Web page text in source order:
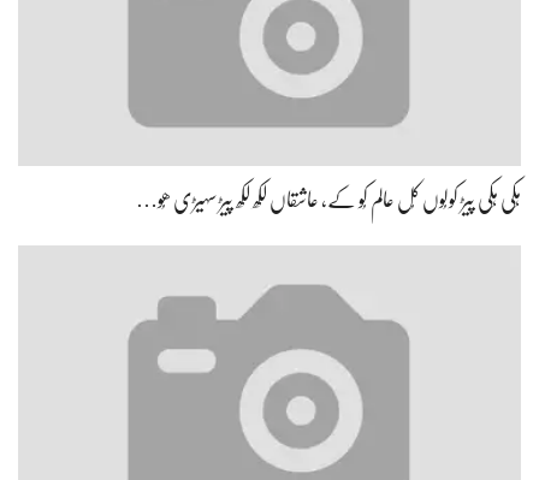
ہِکی ہِکی پیڑ کولُوں کُل عالم کُو کے، عاشقاں لکھ لکھ پیڑ سہیڑی ھُو…